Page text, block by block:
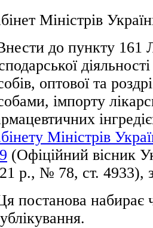
Міністрів
до пункту 161
оптової та
імпорту
Міністрів
(Офіційний вісник
р., № 78, ст. 4933),
постанова набирає